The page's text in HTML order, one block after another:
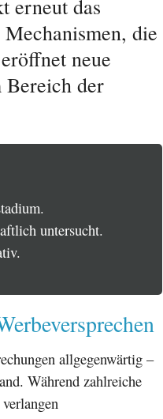
erneut das
die
neue
Bereich der
untersucht.
allgegenwärtig –
Während zahlreiche